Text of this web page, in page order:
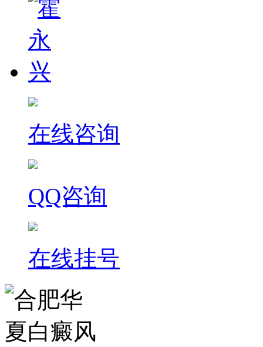
在线咨询
QQ咨询
在线挂号